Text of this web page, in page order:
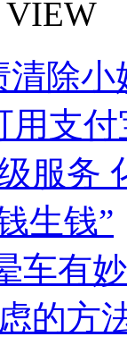
VIEW
除小
用支
服务
生钱”
车有
的方